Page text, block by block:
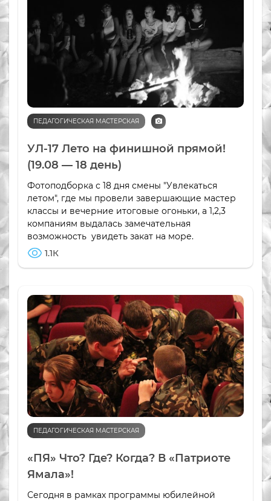
ПЕДАГОГИЧЕСКАЯ МАСТЕРСКАЯ
УЛ-17 Лето на финишной прямой!
(19.08 — 18 день)
Фотоподборка с 18 дня смены "Увлекаться
летом", где мы провели завершающие мастер
классы и вечерние итоговые огоньки, а 1,2,3
компаниям выдалась замечательная
возможность увидеть закат на море.
1.1К
ПЕДАГОГИЧЕСКАЯ МАСТЕРСКАЯ
«ПЯ» Что? Где? Когда? В «Патриоте
Ямала»!
Сегодня в рамках программы юбилейной